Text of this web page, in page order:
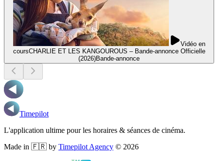
Vidéo en
coursCHARLIE ET LES KANGOUROUS – Bande-annonce Officielle
(2026)Bande-annonce
Timepilot
L'application ultime pour les horaires & séances de cinéma.
Made in 🇫🇷 by Timepilot Agency © 2026